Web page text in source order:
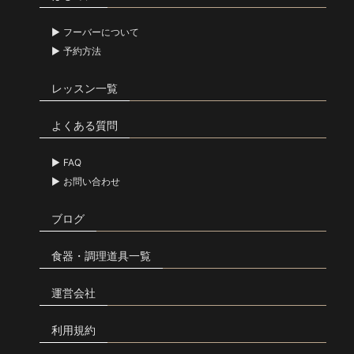
フーバーについて
予約方法
レッスン一覧
よくある質問
FAQ
お問い合わせ
ブログ
食器・調理道具一覧
運営会社
利用規約